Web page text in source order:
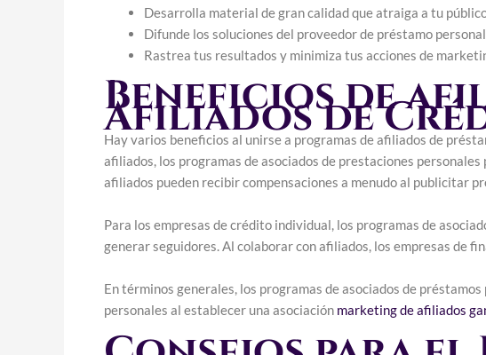
Desarrolla material de gran calidad que atraiga a tu
Difunde los soluciones del proveedor de préstamo
Rastrea tus resultados y minimiza tus acciones de
Beneficios de
Afiliados de
Hay varios beneficios al unirse a programas de afiliados de
afiliados, los programas de asociados de prestaciones
afiliados pueden recibir compensaciones a menudo al publicitar
Para los empresas de crédito individual, los programas de
generar seguidores. Al colaborar con afiliados, los empresas de
En términos generales, los programas de asociados de
personales al establecer una asociación marketing de afiliados